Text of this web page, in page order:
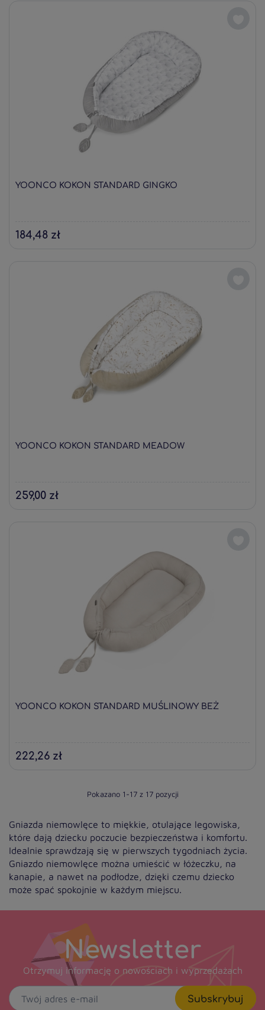
YOONCO KOKON STANDARD GINGKO
184,48 zł
YOONCO KOKON STANDARD MEADOW
259,00 zł
YOONCO KOKON STANDARD MUŚLINOWY BEŻ
222,26 zł
Pokazano 1-17 z 17 pozycji
Gniazda niemowlęce to miękkie, otulające legowiska,
które dają dziecku poczucie bezpieczeństwa i komfortu.
Idealnie sprawdzają się w pierwszych tygodniach życia.
Gniazdo niemowlęce można umieścić w łóżeczku, na
kanapie, a nawet na podłodze, dzięki czemu dziecko
może spać spokojnie w każdym miejscu.
Newsletter
Otrzymuj informację o nowościach i wyprzedażach
Subskrybuj